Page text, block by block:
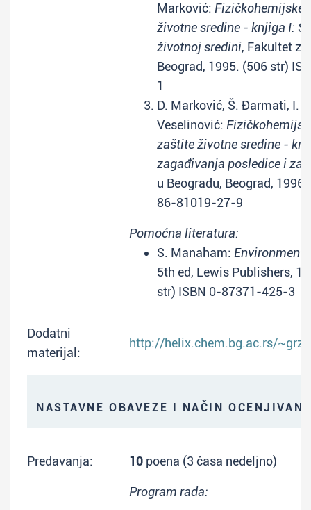
Marković: Fizičkohemijske
životne sredine - knjiga I:
životnoj sredini, Fakultet
Beograd, 1995. (506 str)
1
D. Marković, Š. Đarmati, I.
Veselinović:
zaštite životne sredine -
zagađivanja posledice i
u Beogradu, Beograd,
86-81019-27-9
Pomoćna literatura:
S. Manaham:
5th ed, Lewis Publishers,
str) ISBN 0-87371-425-3
Dodatni
materijal:
http://helix.chem.bg.ac.rs/
NASTAVNE OBAVEZE I NAČIN
Predavanja: 10 poena (3 časa nedeljno)
Program rada: